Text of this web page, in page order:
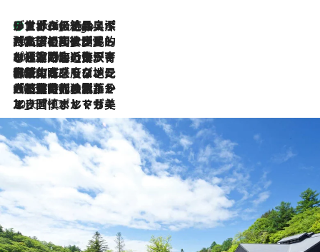
4 Hours Ago
リスボンの絶品スイーツ「パステル・デ・ナタ」とは？ポルトガル伝統の奥深い世界へ
2026.7.27
「私の祖国はポルトガル語です」国民的詩人フェルナンド・ペソアと、彼が愛した文学の街を歩く
2026.7.26
ポルトガル近海が育む極上の海の幸。キリリと冷えた白ワインと愉しむ、シーフード専門店の贅沢
2026.7.22
伝統の味をモダンに昇華。高感度な地元客が集う、リスボンの最旬ガストロノミー
2026.7.21
大航海時代の栄華から、震災、独裁、そして革命へ。ポルトガル・首都リスボンの石畳に刻まれた「歴史の光と影」
2026.7.13
エッセイ・ヤマザキマリ「慎ましくも美しき国 ポルトガル」